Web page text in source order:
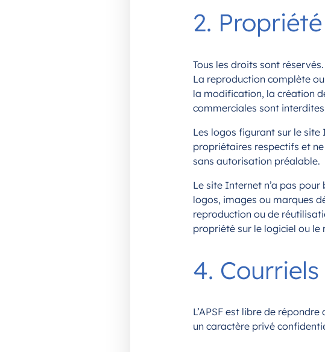
2.
Tous les droits sont
La reproduction complète
la modification, la création
commerciales sont interdites
Les logos figurant sur le
propriétaires respectifs et
sans autorisation préalable.
Le site Internet n’a pas
logos, images ou marques
reproduction ou de
propriété sur le logiciel ou
4. Courriels
L’APSF est libre de
un caractère privé